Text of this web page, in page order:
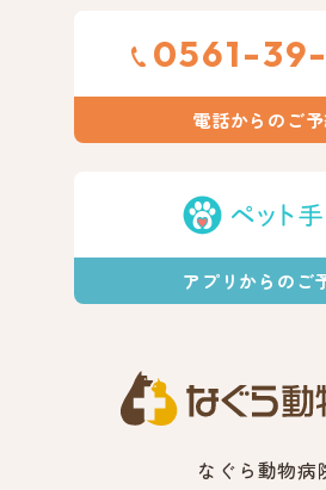
0561-39-
電話からのご
アプリからのご
なぐら動物病